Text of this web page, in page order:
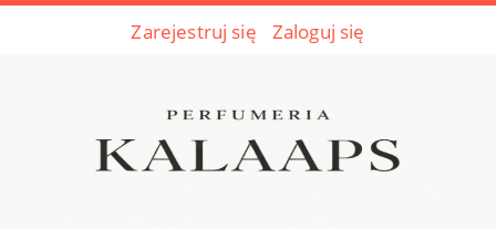
Zarejestruj się Zaloguj się